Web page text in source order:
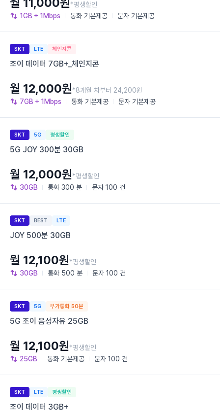
1GB + 1Mbps 통화 기본제공 문자 기본제공
*평생할인
SKT LTE 체인지콘
조이 데이터 7GB+_체인지콘
7GB + 1Mbps 통화 기본제공 문자 기본제공
월 12,000원*8개월 차부터 24,200원
SKT 5G 평생할인
5G JOY 300분 30GB
30GB 통화 300 분 문자 100 건
월 12,000원*평생할인
SKT BEST LTE
JOY 500분 30GB
30GB 통화 500 분 문자 100 건
월 12,100원*평생할인
SKT 5G 부가통화 50분
5G 조이 음성자유 25GB
25GB 통화 기본제공 문자 100 건
월 12,100원*평생할인
SKT LTE 평생할인
조이 데이터 3GB+